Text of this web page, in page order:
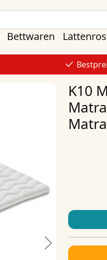
Bettwaren
Next
K10